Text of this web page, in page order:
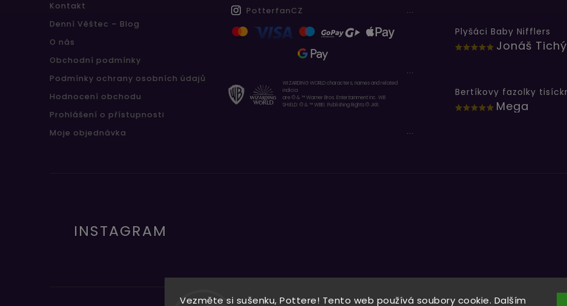
Vezměte si sušenku, Pottere! Tento web používá soubory cookie. Dalším
Kontakt
Denní Věštec – Blog
O nás
Obchodní podmínky
Podmínky ochrany osobních údajů
Hodnocení obchodu
Prohlášení o přístupnosti
Moje objednávka
PotterfanCZ
WIZARDING WORLD characters, names and related
indicia
are © & ™ Warner Bros. Entertainment Inc. WB
SHIELD: © & ™ WBEI. Publishing Rights © JKR.
...
Plyšáci Baby Nifflers
Jonáš Tichý
...
Mega
...
INSTAGRAM